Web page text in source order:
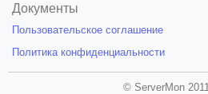
Документы
Пользовательское соглашение
Политика конфиденциальности
© ServerMon